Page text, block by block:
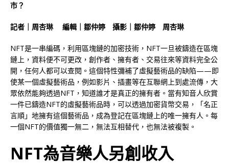
市？
記者 周杏琳 編輯 鄒仲婷 攝影 鄒仲婷 周杏琳
NFT是一串編碼，利用區塊鏈的加密技術，NFT一旦被鑄造在區塊
鏈上，資料便不可更改，創作者、擁有者、交易往來等資料完全公
開，任何人都可以查閱。這個特性彌補了虛擬藝術品的缺陷——即
使某一個虛擬藝術品，例如影片、插畫等在互聯網上到處流傳，大
眾依然能夠透過NFT，知道誰才是真正的擁有者。當有知音人欣賞
一件已鑄造NFT的虛擬藝術品時，可以透過加密貨幣交易，「名正
言順」地擁有這個藝術品，成為登記在區塊鏈上的唯一擁有人。每
一個NFT的價值獨一無二，無法互相替代，也無法被複製。
NFT為音樂人另創收入